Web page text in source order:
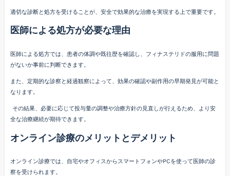
適切な診断と処方を受けることが、安全で効果的な治療を実現する上で重要です。
医師による処方が必要な理由
医師による処方では、患者の体調や既往歴を確認し、フィナステリドの服用に問題
がないか事前に判断できます。
また、定期的な診察と経過観察によって、効果の確認や副作用の早期発見が可能と
なります。
その結果、必要に応じて投与量の調整や治療方針の見直しが行えるため、より安
全な治療継続が期待できます。
オンライン診療のメリットとデメリット
オンライン診療では、自宅やオフィスからスマートフォンやPCを使って医師の診
察を受けられます。